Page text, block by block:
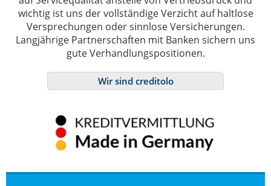
wichtig ist uns der vollständige Verzicht auf haltlose
Versprechungen oder sinnlose Versicherungen.
Langjährige Partnerschaften mit Banken sichern uns
gute Verhandlungspositionen.
Wir sind creditolo